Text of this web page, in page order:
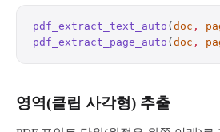
pdf_extract_text_auto ( doc ,
pdf_extract_page_auto ( doc ,
영역(클립 사각형) 추출